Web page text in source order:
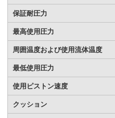
保証耐圧力
最高使用圧力
周囲温度および使用流体温度
最低使用圧力
使用ピストン速度
クッション